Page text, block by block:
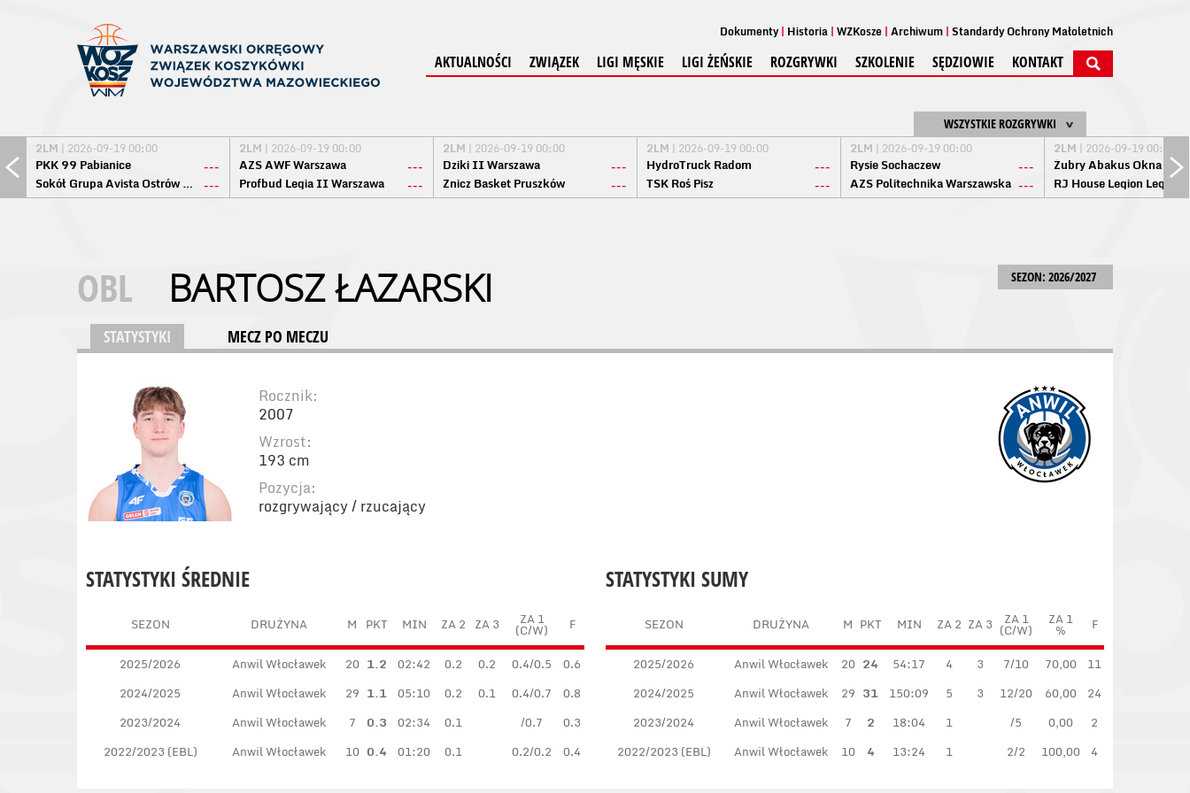
Dokumenty Historia WZKosze Archiwum Standardy Ochrony Małoletnich
AKTUALNOŚCI ZWIĄZEK LIGI MĘSKIE LIGI ŻEŃSKIE ROZGRYWKI SZKOLENIE SĘDZIOWIE KONTAKT
WSZYSTKIE ROZGRYWKI
2LM | 2026-09-19 00:00
PKK 99 Pabianice
---
Sokół Grupa Avista Ostrów Maz. ---
2LM | 2026-09-19 00:00
AZS AWF Warszawa
---
Profbud Legia II Warszawa
---
2LM | 2026-09-19 00:00
Dziki II Warszawa
---
Znicz Basket Pruszków
---
2LM | 2026-09-19 00:00
HydroTruck Radom
---
TSK Roś Pisz
---
2LM | 2026-09-19 00:00
Rysie Sochaczew
---
AZS Politechnika Warszawska ---
2LM | 2026-09-19 00:00
Żubry Abakus Okna
RJ House Legion
SEZON: 2026/2027
OBL BARTOSZ ŁAZARSKI
STATYSTYKI MECZ PO MECZU
Rocznik:
2007
Wzrost:
193 cm
Pozycja:
rozgrywający / rzucający
STATYSTYKI SUMY
SEZON DRUŻYNA M PKT MIN ZA 2 ZA 3 ZA 1
(C/W)
ZA 1
% F
2025/2026 Anwil Włocławek 20 24 54:17 4 3 7/10 70,00
11
2024/2025
Anwil Włocławek 29 31 150:09 5 3 12/20 60,00
24
2023/2024
Anwil Włocławek 7 2 18:04 1 /5 0,00
2
2022/2023 (EBL)
Anwil Włocławek 10 4 13:24 1 2/2 100,00 4
STATYSTYKI ŚREDNIE
SEZON DRUŻYNA M PKT MIN ZA 2 ZA 3 ZA 1
(C/W) F
2025/2026 Anwil Włocławek 20 1.2 02:42 0.2 0.2 0.4/0.5
0.6
2024/2025
Anwil Włocławek 29 1.1 05:10 0.2 0.1 0.4/0.7
0.8
2023/2024
Anwil Włocławek 7 0.3 02:34 0.1 /0.7
0.3
2022/2023 (EBL)
Anwil Włocławek 10 0.4 01:20 0.1 0.2/0.2 0.4